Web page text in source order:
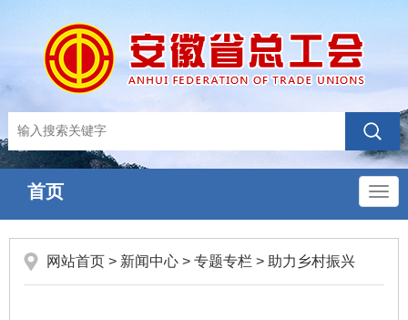
导
首页
网站首页 > 新闻中心 > 专题专栏 > 助力乡村振兴